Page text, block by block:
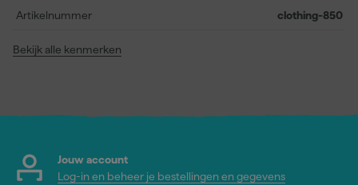
Artikelnummer
clothing-850
Bekijk alle kenmerken
Jouw account
Log-in en beheer je bestellingen en gegevens